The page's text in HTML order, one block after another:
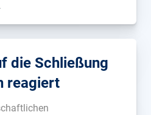
die Schließung
reagiert